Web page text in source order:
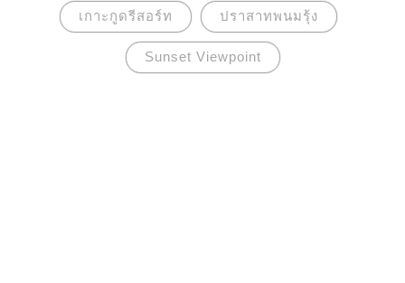
เกาะกูดรีสอร์ท ปราสาทพนมรุ้ง
Sunset Viewpoint